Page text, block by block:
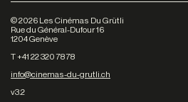
©2026 Les Cinémas Du Grütli
Rue du Général-Dufour 16
1204 Genève
T +41 22 320 78 78
info@cinemas-du-grutli.ch
v3.2